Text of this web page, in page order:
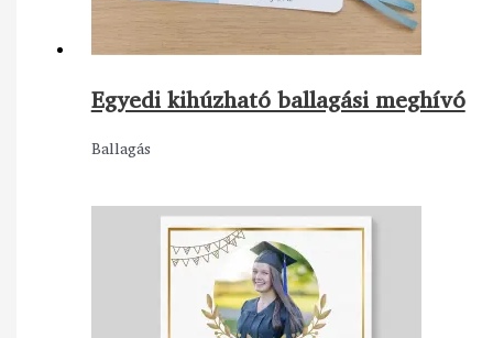
Egyedi kihúzható ballagási meghívó
Ballagás